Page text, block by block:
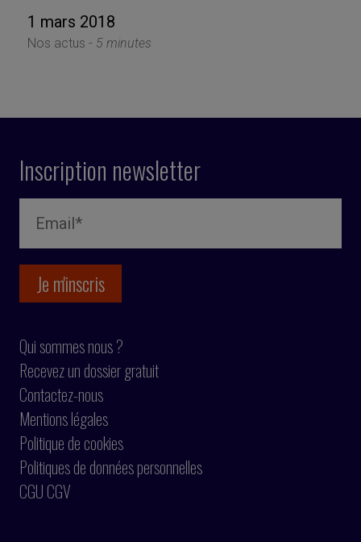
1 mars 2018
Nos actus - 5 minutes
Inscription newsletter
Qui sommes nous ?
Recevez un dossier gratuit
Contactez-nous
Mentions légales
Politique de cookies
Politiques de données personnelles
CGU CGV